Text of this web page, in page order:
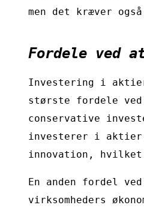
men det kræver
Fordele ved
Investering i aktier
største fordele
conservative
investerer i aktier,
innovation,
En anden fordel
virksomheders